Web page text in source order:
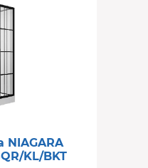
NIAGARA
KL/BKT